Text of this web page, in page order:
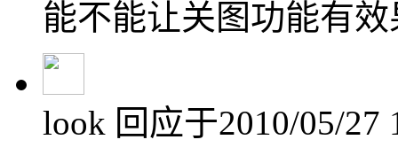
能不能让关图功能有效
look 回应于2010/05/27